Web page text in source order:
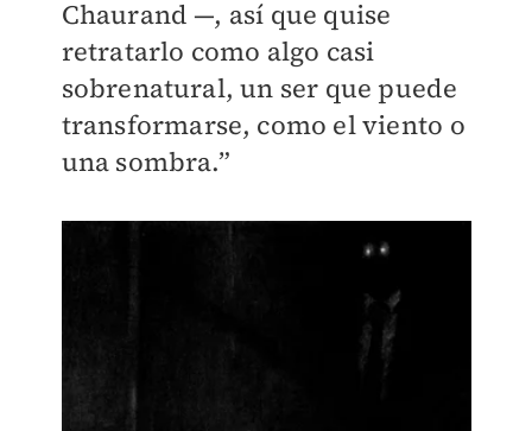
Chaurand —, así que quise
retratarlo como algo casi
sobrenatural, un ser que puede
transformarse, como el viento o
una sombra.”